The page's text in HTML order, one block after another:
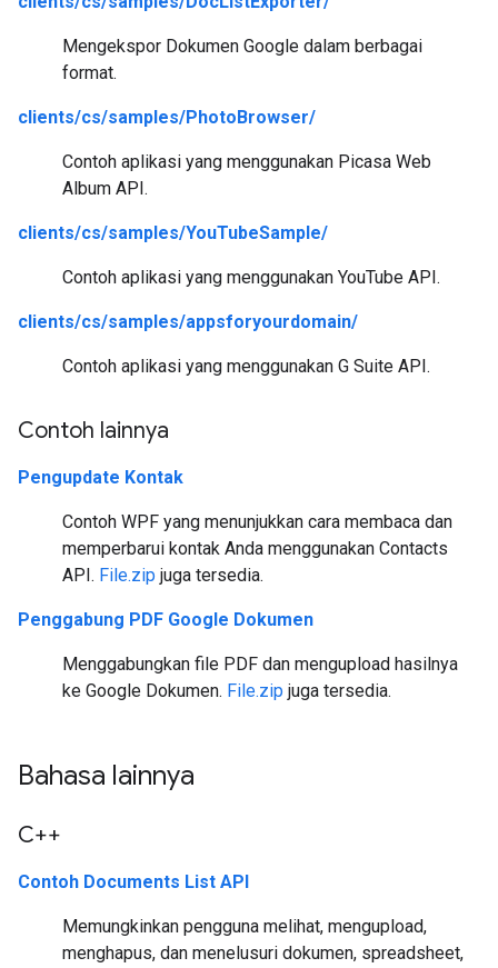
Mengekspor Dokumen Google dalam berbagai
format.
clients/cs/samples/PhotoBrowser/
Contoh aplikasi yang menggunakan Picasa Web
Album API.
clients/cs/samples/YouTubeSample/
Contoh aplikasi yang menggunakan YouTube API.
clients/cs/samples/appsforyourdomain/
Contoh aplikasi yang menggunakan G Suite API.
Contoh lainnya
Pengupdate Kontak
Contoh WPF yang menunjukkan cara membaca dan
memperbarui kontak Anda menggunakan Contacts
API. File.zip juga tersedia.
Penggabung PDF Google Dokumen
Menggabungkan file PDF dan mengupload hasilnya
ke Google Dokumen. File.zip juga tersedia.
Bahasa lainnya
C++
Contoh Documents List API
Memungkinkan pengguna melihat, mengupload,
menghapus, dan menelusuri dokumen, spreadsheet,